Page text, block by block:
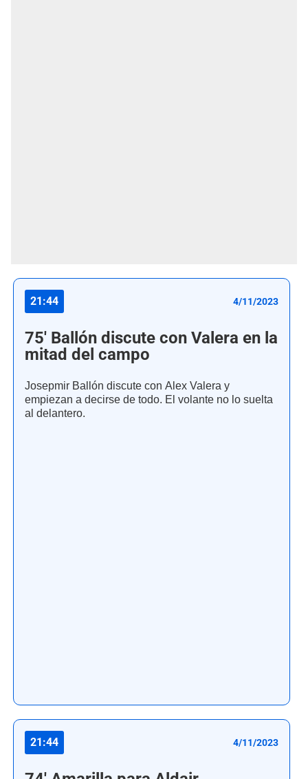
21:44 4/11/2023
75' Ballón discute con Valera en la
mitad del campo
Josepmir Ballón discute con Alex Valera y
empiezan a decirse de todo. El volante no lo suelta
al delantero.
21:44 4/11/2023